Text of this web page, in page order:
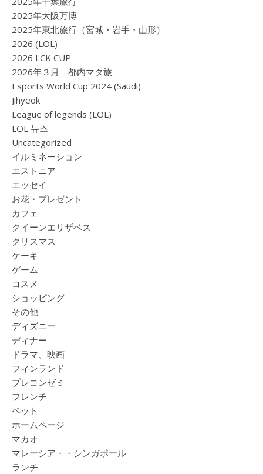
2025年大阪万博
2025年東北旅行（宮城・岩手・山形）
2026 (LOL)
2026 LCK CUP
2026年３月 都内マタ旅
Esports World Cup 2024 (Saudi)
Jihyeok
League of legends (LOL)
LOL 뉴스
Uncategorized
イルミネーション
エストニア
エッセイ
お花・プレゼント
カフェ
クイーンエリザベス
クリスマス
ケーキ
ゲーム
コスメ
ショッピング
その他
ディズニー
ディナー
ドラマ、映画
フィンランド
プレコンゼミ
フレンチ
ペット
ホームページ
マカオ
マレーシア・・シンガポール
ランチ